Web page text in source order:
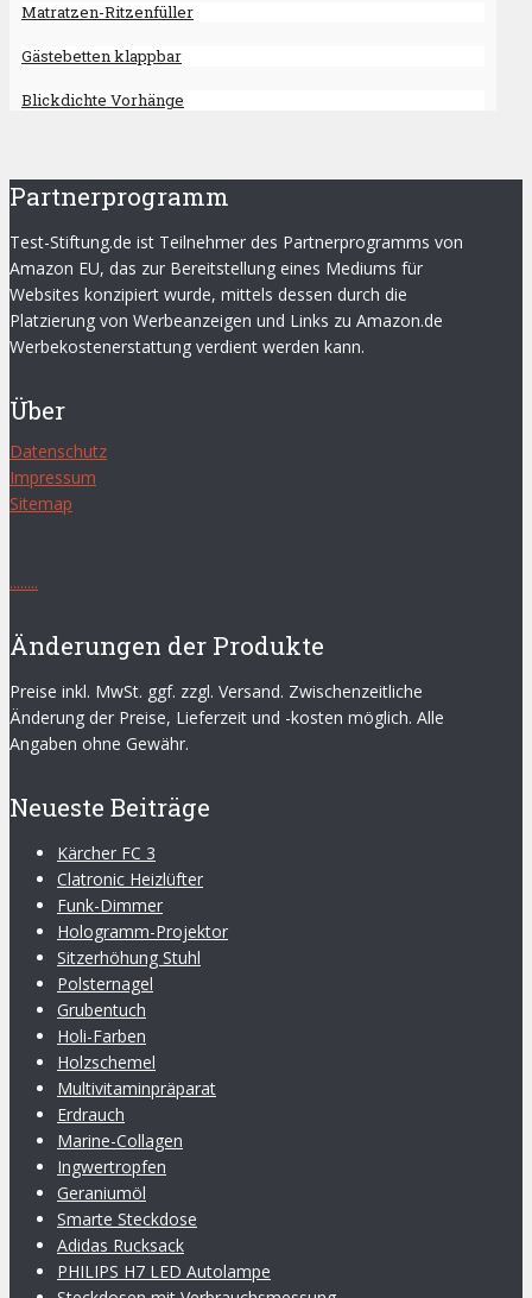
Matratzen-Ritzenfüller
Gästebetten klappbar
Blickdichte Vorhänge
Partnerprogramm
Test-Stiftung.de ist Teilnehmer des Partnerprogramms von
Amazon EU, das zur Bereitstellung eines Mediums für
Websites konzipiert wurde, mittels dessen durch die
Platzierung von Werbeanzeigen und Links zu Amazon.de
Werbekostenerstattung verdient werden kann.
Über
Datenschutz
Impressum
Sitemap
........
Änderungen der Produkte
Preise inkl. MwSt. ggf. zzgl. Versand. Zwischenzeitliche
Änderung der Preise, Lieferzeit und -kosten möglich. Alle
Angaben ohne Gewähr.
Neueste Beiträge
Kärcher FC 3
Clatronic Heizlüfter
Funk-Dimmer
Hologramm-Projektor
Sitzerhöhung Stuhl
Polsternagel
Grubentuch
Holi-Farben
Holzschemel
Multivitaminpräparat
Erdrauch
Marine-Collagen
Ingwertropfen
Geraniumöl
Smarte Steckdose
Adidas Rucksack
PHILIPS H7 LED Autolampe